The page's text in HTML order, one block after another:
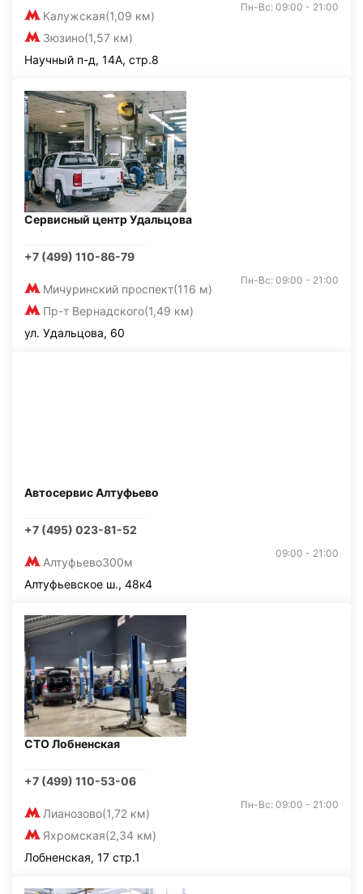
Калужская(1,09 км)
Зюзино(1,57 км)
Пн-Вс: 09:00 - 21:00
Научный п-д, 14А, стр.8
Сервисный центр Удальцова
+7 (499) 110-86-79
Мичуринский проспект(116 м)
Пр-т Вернадского(1,49 км)
Пн-Вс: 09:00 - 21:00
ул. Удальцова, 60
Автосервис Алтуфьево
+7 (495) 023-81-52
Алтуфьево300м
09:00 - 21:00
Алтуфьевское ш., 48к4
СТО Лобненская
+7 (499) 110-53-06
Лианозово(1,72 км)
Яхромская(2,34 км)
Пн-Вс: 09:00 - 21:00
Лобненская, 17 стр.1